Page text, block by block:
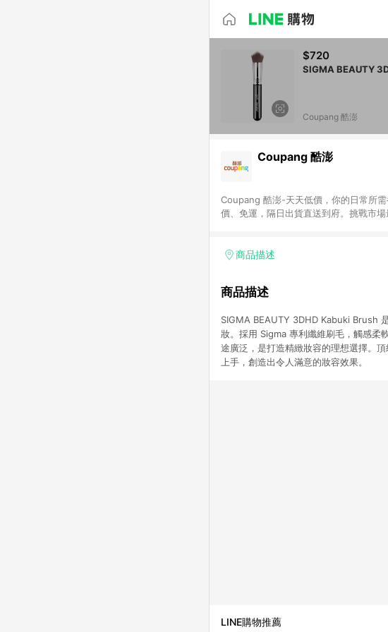
$720
Coupang 酷澎
Coupang 酷澎
Coupang 酷澎-天天低價，你的日常所
價、免運，隔日出貨直送到府。挑戰市
商品描述
商品描述
SIGMA BEAUTY 3DHD Kabuki Brush
妝。採用 Sigma 專利纖維刷毛，觸感柔
途廣泛，是打造精緻妝容的理想選擇。
上手，創造出令人滿意的妝容效果。
LINE購物推薦